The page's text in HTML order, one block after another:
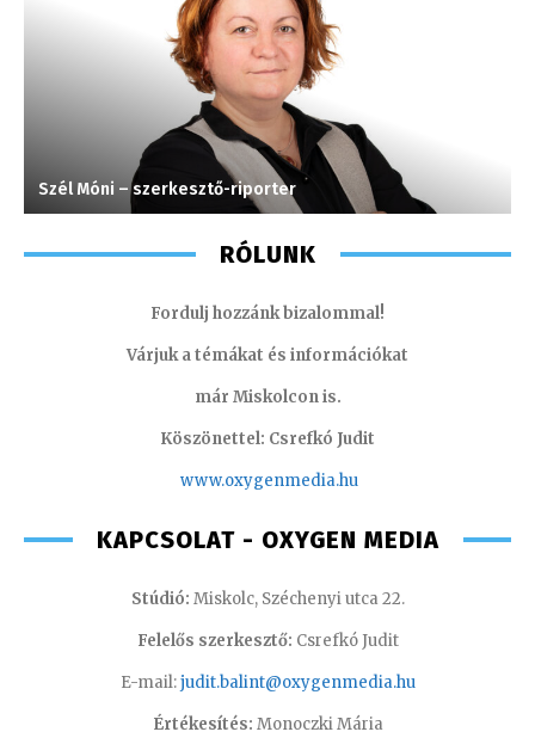
Szél Móni – szerkesztő-riporter
RÓLUNK
Fordulj hozzánk bizalommal!
Várjuk a témákat és információkat
már Miskolcon is.
Köszönettel: Csrefkó Judit
www.oxygenmedia.hu
KAPCSOLAT - OXYGEN MEDIA
Stúdió: Miskolc, Széchenyi utca 22.
Felelős szerkesztő: Csrefkó Judit
E-mail:judit.balint@oxygenmedia.hu
Értékesítés: Monoczki Mária